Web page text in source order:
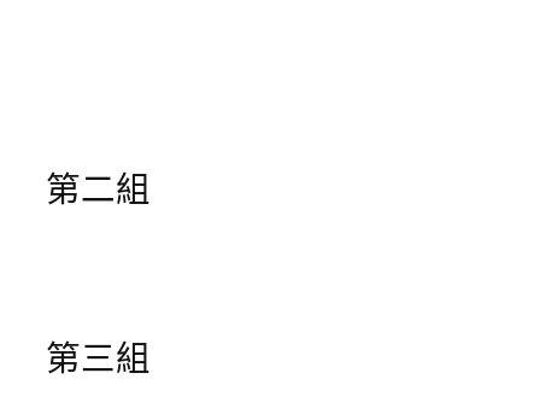
第二組
第三組